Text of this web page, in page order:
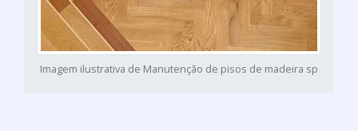
Imagem ilustrativa de Manutenção de pisos de madeira sp